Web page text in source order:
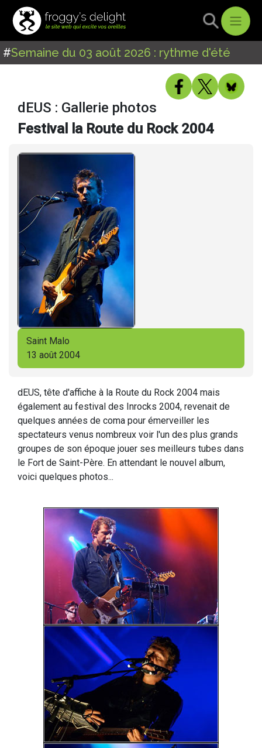
#Semaine du 03 août 2026 : rythme d'été
dEUS : Gallerie photos
Festival la Route du Rock 2004
Saint Malo
13 août 2004
dEUS, tête d'affiche à la Route du Rock 2004 mais
également au festival des Inrocks 2004, revenait de
quelques années de coma pour émerveiller les
spectateurs venus nombreux voir l'un des plus grands
groupes de son époque jouer ses meilleurs tubes dans
le Fort de Saint-Père. En attendant le nouvel album,
voici quelques photos...